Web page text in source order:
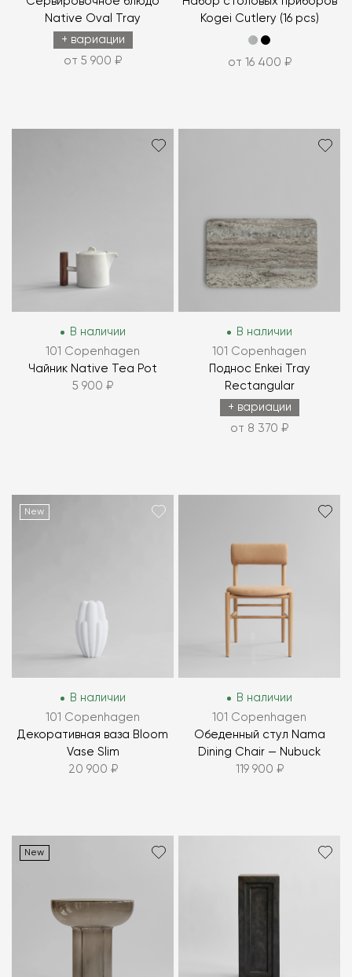
Native Oval Tray
+ вариации
от 5 900 ₽
Kogei Cutlery (16 pcs)
от 16 400 ₽
В наличии
101 Copenhagen
Чайник Native Tea Pot
5 900 ₽
В наличии
101 Copenhagen
Поднос Enkei Tray
Rectangular
+ вариации
от 8 370 ₽
New
В наличии
101 Copenhagen
Декоративная ваза Bloom
Vase Slim
20 900 ₽
В наличии
101 Copenhagen
Обеденный стул Nama
Dining Chair — Nubuck
119 900 ₽
New